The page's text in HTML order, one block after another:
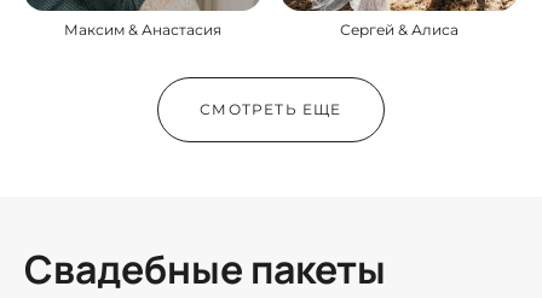
Максим & Анастасия Сергей & Алиса
СМОТРЕТЬ ЕЩЕ
Свадебные пакеты